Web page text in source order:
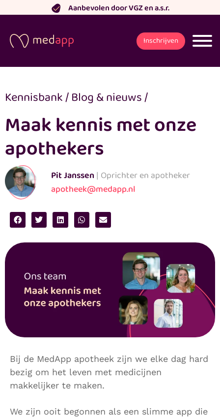
naar
inhoud
Aanbevolen door VGZ en a.s.r.
Inschrijven
Kennisbank/Blog & nieuws/
Maak kennis met onze
apothekers
Pit Janssen | Oprichter en apotheker
apotheek@medapp.nl
Bij de MedApp apotheek zijn we elke dag hard
bezig om het leven met medicijnen
makkelijker te maken.
We zijn ooit begonnen als een slimme app die